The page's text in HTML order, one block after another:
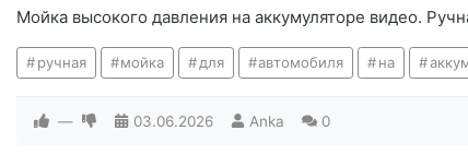
Мойка высокого давления на аккумуляторе видео.
ручная мойка для автомобиля на
— 03.06.2026 Anka 0